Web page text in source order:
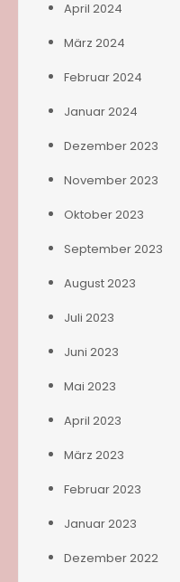
April 2024
März 2024
Februar 2024
Januar 2024
Dezember 2023
November 2023
Oktober 2023
September 2023
August 2023
Juli 2023
Juni 2023
Mai 2023
April 2023
März 2023
Februar 2023
Januar 2023
Dezember 2022